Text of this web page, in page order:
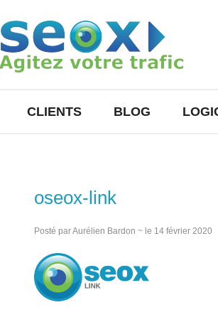
CLIENTS BLOG
oseox-link
Posté par Aurélien Bardon ~ le 14 février 2020